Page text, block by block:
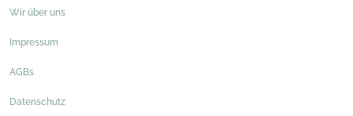
Wir über uns
Impressum
AGBs
Datenschutz